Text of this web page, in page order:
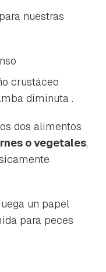
para nuestras
crustáceo
diminuta .
dos alimentos
o vegetales,
un papel
para peces